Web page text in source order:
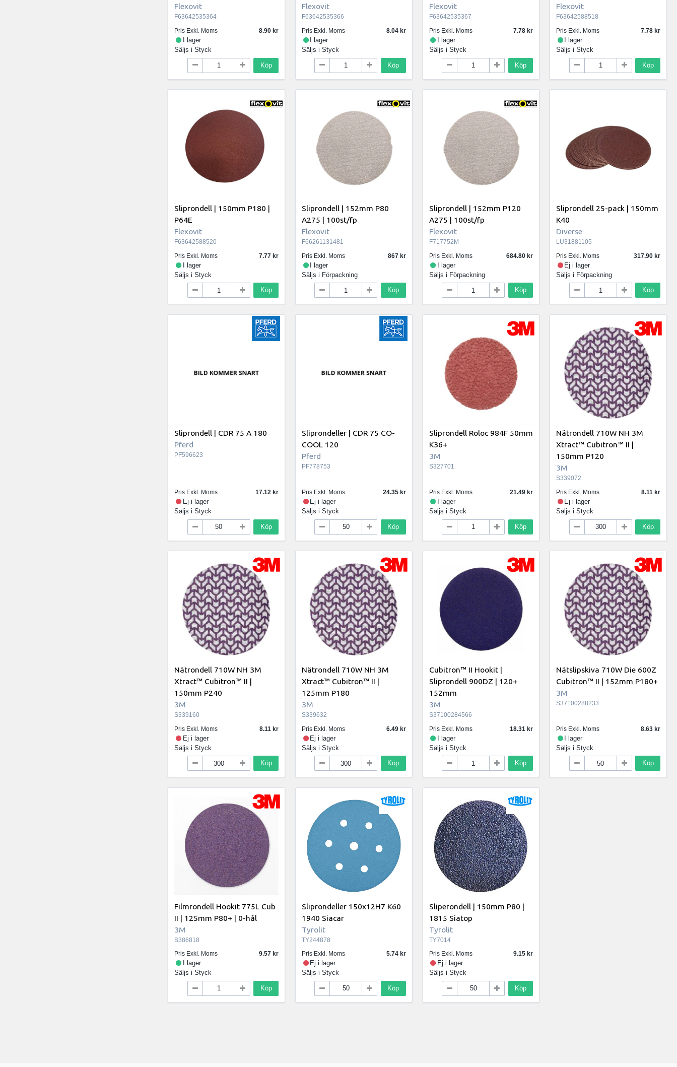
Flexovit
F63642535364
Pris Exkl. Moms
8.90
I lager
Säljs iStyck
Köp
Flexovit
F63642535366
Pris Exkl. Moms
8.04
I lager
Säljs i Styck
Köp
Flexovit
F63642535367
Pris Exkl. Moms
7.78
I lager
Säljs i Styck
Köp
Flexovit
F63642588518
Pris Exkl. Moms
7.78
I lager
Säljs iStyck
Köp
Sliprondell | 150mm P180 |
P64E
Flexovit
F63642588520
Pris Exkl. Moms
7.77
I lager
Säljs iStyck
Köp
Sliprondell | 152mm P80
A275 | 100st/fp
Flexovit
F66261131481
Pris Exkl. Moms
867
I lager
Säljs i Förpackning
Köp
Sliprondell | 152mm P120
A275 | 100st/fp
Flexovit
F717752M
Pris Exkl. Moms
684.80
I lager
Säljs i Förpackning
Köp
Sliprondell 25-pack | 150mm
K40
Diverse
LU31881105
Pris Exkl. Moms
317.90
Ej i lager
Säljs i Förpackning
Köp
Sliprondell | CDR 75 A 180
Pferd
PF596623
Pris Exkl. Moms 17.12
Ej i lager
Säljs iStyck
Köp
Sliprondeller | CDR 75 CO-
COOL 120
Pferd
PF778753
Pris Exkl. Moms 24.35
Ej i lager
Säljs i Styck
Köp
Sliprondell Roloc 984F 50mm
K36+
3M
S327701
Pris Exkl. Moms 21.49
I lager
Säljs i Styck
Köp
Nätrondell 710W NH 3M
Xtract™ Cubitron™ II |
150mm P120
3M
S339072
Pris Exkl. Moms
8.11
Ej i lager
Säljs iStyck
Köp
Nätrondell 710W NH 3M
Xtract™ Cubitron™ II |
150mm P240
3M
S339160
Pris Exkl. Moms
8.11
Ej i lager
Säljs iStyck
Köp
Nätrondell 710W NH 3M
Xtract™ Cubitron™ II |
125mm P180
3M
S339632
Pris Exkl. Moms
6.49
Ej i lager
Säljs i Styck
Köp
Cubitron™ II Hookit |
Sliprondell 900DZ | 120+
152mm
3M
S37100284566
Pris Exkl. Moms
18.31
I lager
Säljs i Styck
Köp
Nätslipskiva 710W Die 600Z
Cubitron™ II | 152mm P180+
3M
S37100288233
Pris Exkl. Moms 8.63
I lager
Säljs iStyck
Köp
Filmrondell Hookit 775L Cub
II | 125mm P80+ | 0-hål
3M
S386818
Pris Exkl. Moms
9.57
I lager
Säljs iStyck
Köp
Sliprondeller 150x12H7 K60
1940 Siacar
Tyrolit
TY244878
Pris Exkl. Moms
5.74
Ej i lager
Säljs i Styck
Köp
Sliperondell | 150mm P80 |
1815 Siatop
Tyrolit
TY7014
Pris Exkl. Moms
9.15
Ej i lager
Säljs i Styck
Köp